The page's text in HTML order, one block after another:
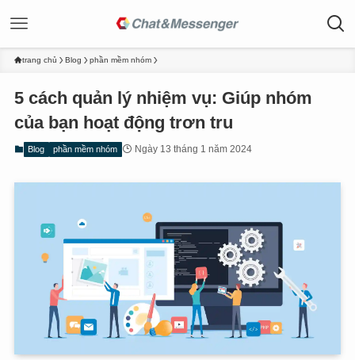
trang chủ Blog phần mềm nhóm
5 cách quản lý nhiệm vụ: Giúp nhóm
của bạn hoạt động trơn tru
Blog phần mềm nhóm Ngày 13 tháng 1 năm 2024